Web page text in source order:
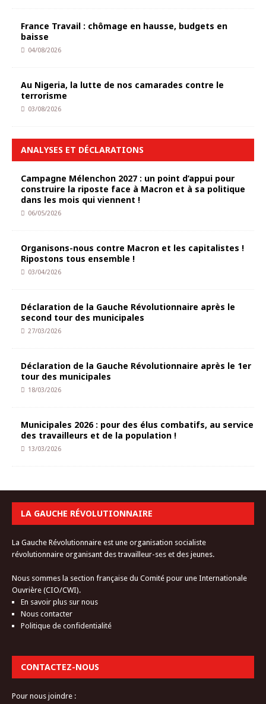
France Travail : chômage en hausse, budgets en
baisse
04/08/2026
Au Nigeria, la lutte de nos camarades contre le
terrorisme
03/08/2026
ANALYSES ET DÉCLARATIONS
Campagne Mélenchon 2027 : un point d’appui pour
construire la riposte face à Macron et à sa politique
dans les mois qui viennent !
06/05/2026
Organisons-nous contre Macron et les capitalistes !
Ripostons tous ensemble !
03/04/2026
Déclaration de la Gauche Révolutionnaire après le
second tour des municipales
27/03/2026
Déclaration de la Gauche Révolutionnaire après le 1er
tour des municipales
18/03/2026
Municipales 2026 : pour des élus combatifs, au service
des travailleurs et de la population !
13/03/2026
LA GAUCHE RÉVOLUTIONNAIRE
La Gauche Révolutionnaire est une organisation socialiste
révolutionnaire organisant des travailleur-ses et des jeunes.
Nous sommes la section française du Comité pour une Internationale
Ouvrière (CIO/CWI).
En savoir plus sur nous
Nous contacter
Politique de confidentialité
CONTACTEZ-NOUS
Pour nous joindre :